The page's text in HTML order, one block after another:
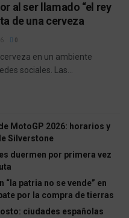
al ser llamado “el rey
de una cerveza
en un ambiente
sociales. Las...
MotoGP 2026: horarios y
Silverstone
duermen por primera vez
patria no se vende” en
por la compra de tierras
ciudades españolas